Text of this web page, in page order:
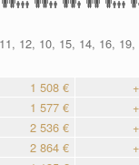
12, 10, 15, 14, 16, 19,
1 508 €
1 577 €
2 536 €
2 864 €